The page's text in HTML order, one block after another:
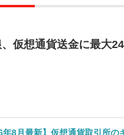
仮想通貨送金に最大
年8月最新】仮想通貨取引所